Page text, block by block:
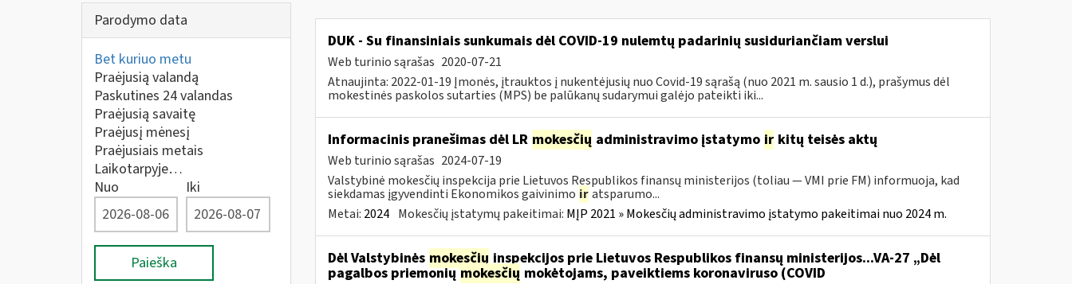
Parodymo data
Bet kuriuo metu
Praėjusią valandą
Paskutines 24 valandas
Praėjusią savaitę
Praėjusį mėnesį
Praėjusiais metais
Laikotarpyje…
Nuo
Iki
Paieška
DUK - Su finansiniais sunkumais dėl COVID-19 nulemtų padarinių susiduriančiam verslui
Web turinio sąrašas 2020-07-21
Atnaujinta: 2022-01-19 Įmonės, įtrauktos į nukentėjusių nuo Covid-19 sąrašą (nuo 2021 m. sausio 1 d.), prašymus dėl
mokestinės paskolos sutarties (MPS) be palūkanų sudarymui galėjo pateikti iki...
Informacinis pranešimas dėl LR mokesčių administravimo įstatymo irkitų teisės aktų
Web turinio sąrašas 2024-07-19
Valstybinė mokesčių inspekcija prie Lietuvos Respublikos finansų ministerijos (toliau — VMI prie FM) informuoja, kad
siekdamas įgyvendinti Ekonomikos gaivinimo ir atsparumo...
Metai: 2024 Mokesčių įstatymų pakeitimai: MĮP 2021 » Mokesčių administravimo įstatymo pakeitimai nuo 2024 m.
Dėl Valstybinės mokesčiųinspekcijos prie Lietuvos Respublikos finansų ministerijos...VA-27 „Dėl
pagalbos priemoniųmokesčių mokėtojams, paveiktiems koronaviruso (COVID